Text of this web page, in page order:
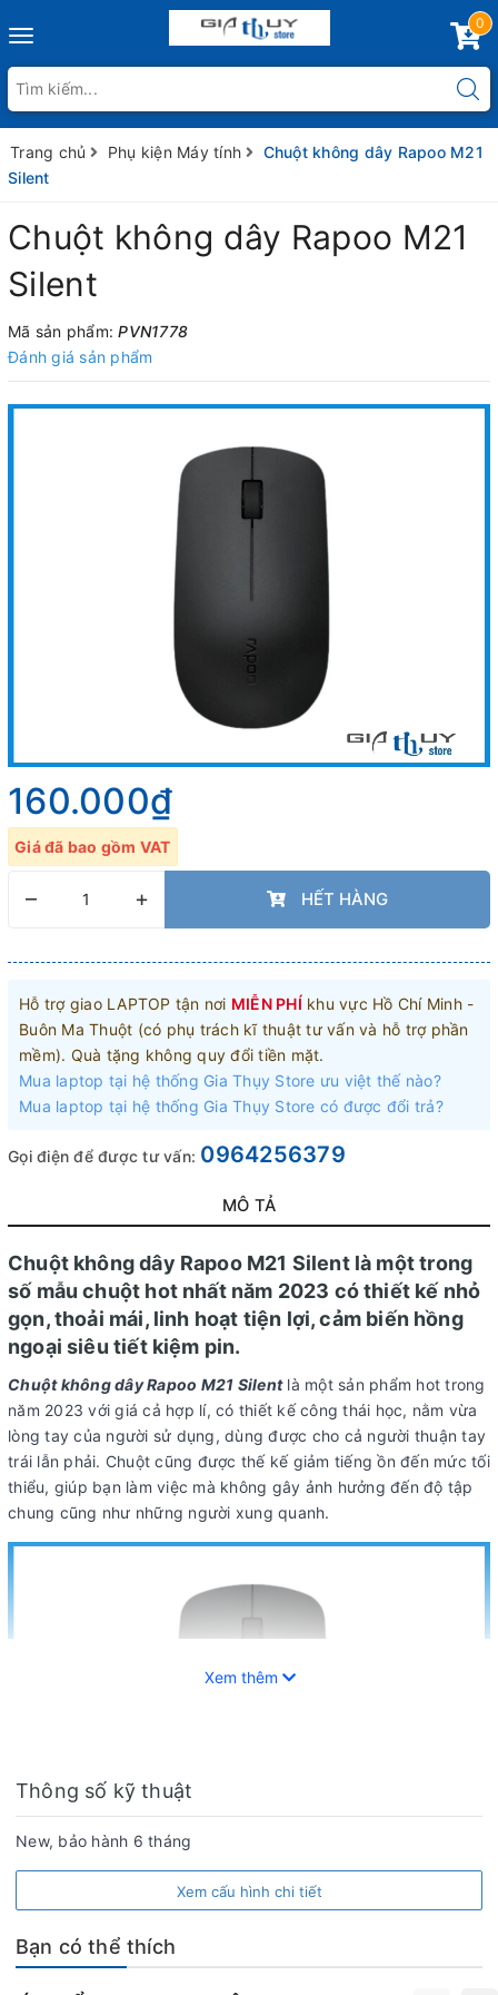
Toggle
0
Trang chủ Phụ kiện Máy tính
Chuột không dây Rapoo M21
Silent
Chuột không dây Rapoo M21
Silent
Mã sản phẩm:PVN1778
Đánh giá sản phẩm
160.000₫
Giá đã bao gồm VAT
– + HẾT HÀNG
Hỗ trợ giao LAPTOP tận nơi MIỄN PHÍ khu vực Hồ Chí Minh -
Buôn Ma Thuột (có phụ trách kĩ thuật tư vấn và hỗ trợ phần
mềm). Quà tặng không quy đổi tiền mặt.
Mua laptop tại hệ thống Gia Thụy Store ưu việt thế nào?
Mua laptop tại hệ thống Gia Thụy Store có được đổi trả?
Gọi điện để được tư vấn: 0964256379
MÔ TẢ
Chuột không dây Rapoo M21 Silent là một trong
số mẫu chuột hot nhất năm 2023 có thiết kế nhỏ
gọn, thoải mái, linh hoạt tiện lợi, cảm biến hồng
ngoại siêu tiết kiệm pin.
Chuột không dây Rapoo M21 Silentlà một sản phẩm hot trong
năm 2023 với giá cả hợp lí, có thiết kế công thái học, nằm vừa
lòng tay của người sử dụng, dùng được cho cả người thuận tay
trái lẫn phải. Chuột cũng được thế kế giảm tiếng ồn đến mức tối
thiểu, giúp bạn làm việc mà không gây ảnh hưởng đến độ tập
chung cũng như những người xung quanh.
Được trang bị cảm biết quang hồng ngoại siêu tiết kiệm,
không dây Rapoo M21
Xem thêm
Thông số kỹ thuật
New, bảo hành 6 tháng
Xem cấu hình chi tiết
Bạn có thể thích